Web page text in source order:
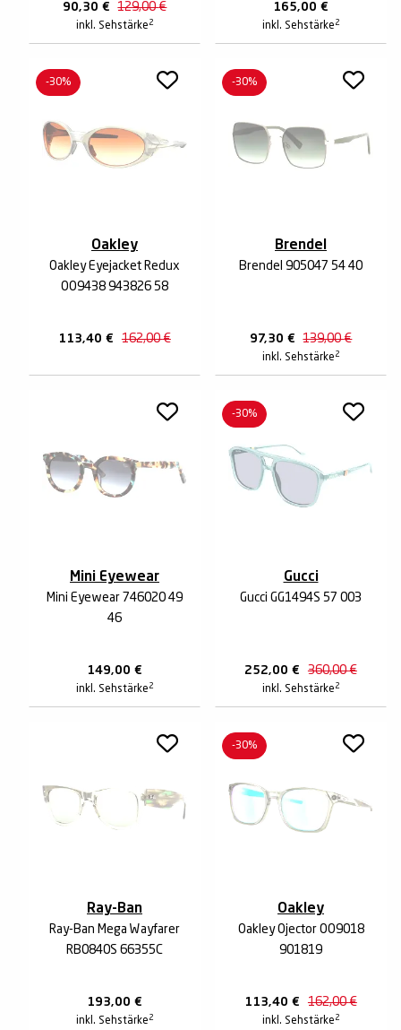
90,30 € 129,00€
inkl. Sehstärke 2
165,00 €
inkl. Sehstärke 2
Oakley
Oakley Eyejacket Redux
OO9438 943826 58
113,40€ 162,00€
-30%
Brendel
Brendel 905047 54 40
97,30 € 139,00€
inkl. Sehstärke 2
-30%
Mini Eyewear
Mini Eyewear 746020 49
46
149,00 €
inkl. Sehstärke 2
Gucci
Gucci GG1494S 57 003
252,00€ 360,00€
inkl. Sehstärke 2
-30%
Ray-Ban
Ray-Ban Mega Wayfarer
RB0840S 66355C
193,00 €
inkl. Sehstärke 2
Oakley
Oakley Ojector OO9018
901819
113,40€ 162,00€
inkl. Sehstärke 2
-30%